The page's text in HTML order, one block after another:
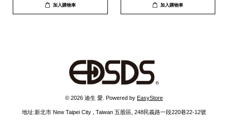
加入購物車 加入購物車
© 2026 迪生 愛. Powered by EasyStore
地址:新北市 New Taipei City , Taiwan 五股區, 248民義路一段220巷22-12號